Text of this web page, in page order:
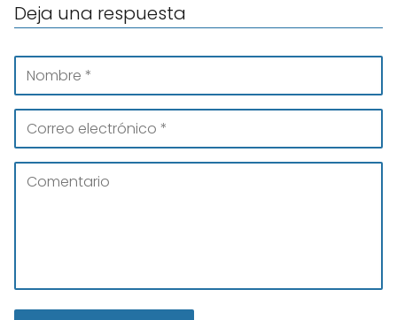
Deja una respuesta